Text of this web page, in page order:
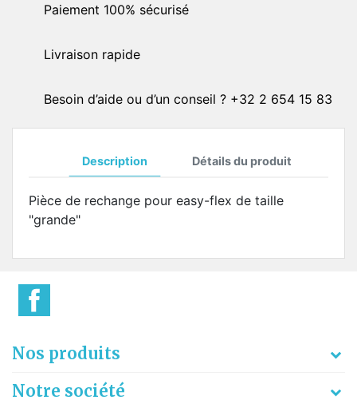
Paiement 100% sécurisé
Livraison rapide
Besoin d’aide ou d’un conseil ? +32 2 654 15 83
Description Détails du produit
Pièce de rechange pour easy-flex de taille
"grande"
Nos produits
Notre société